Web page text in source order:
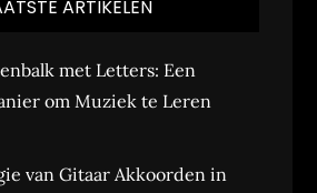
ARTIKELEN
met Letters: Een
om Muziek te Leren
van Gitaar Akkoorden in